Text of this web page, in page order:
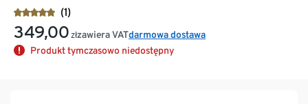
(1)
349,00 złzawiera VATdarmowa dostawa
Produkt tymczasowo niedostępny